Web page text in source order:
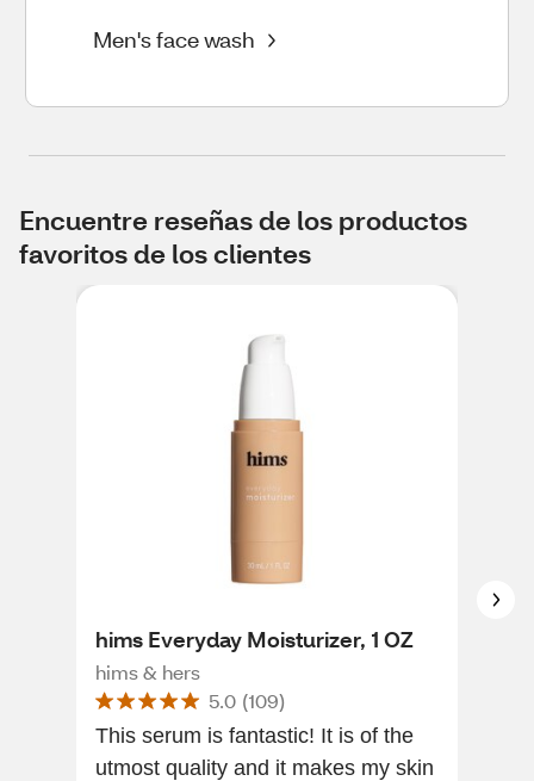
Men's face wash
Encuentre reseñas de los productos
favoritos de los clientes
hims Everyday Moisturizer, 1 OZ
hims & hers
5.0 (109)
This serum is fantastic! It is of the
utmost quality and it makes my skin